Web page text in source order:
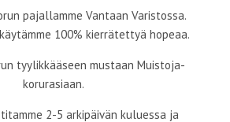
pajallamme Vantaan Varistossa.
100% kierrätettyä hopeaa.
tyylikkääseen mustaan Muistoja-
korurasiaan.
2-5 arkipäivän kuluessa ja